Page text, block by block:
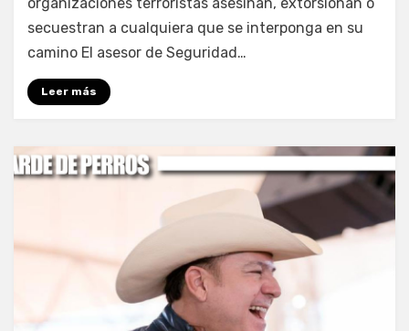
secuestran a cualquiera que se interponga en su
camino El asesor de Seguridad…
Leer más